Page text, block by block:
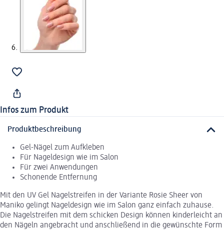
Infos zum Produkt
Produktbeschreibung
Gel-Nägel zum Aufkleben
Für Nageldesign wie im Salon
Für zwei Anwendungen
Schonende Entfernung
Mit den UV Gel Nagelstreifen in der Variante Rosie Sheer von
Maniko gelingt Nageldesign wie im Salon ganz einfach zuhause.
Die Nagelstreifen mit dem schicken Design können kinderleicht an
den Nägeln angebracht und anschließend in die gewünschte Form